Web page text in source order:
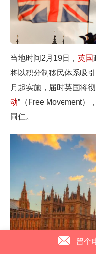
当地时间2月19日， 英国
将以积分制移民体系吸
月起实施，届时英国将
动”（Free Movement）
同仁。